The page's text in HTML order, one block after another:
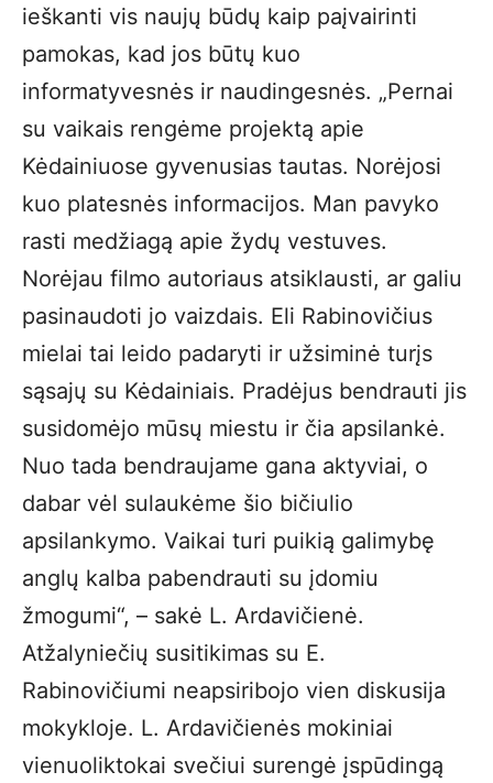
ieškanti vis naujų būdų kaip paįvairinti
pamokas, kad jos būtų kuo
informatyvesnės ir naudingesnės. „Pernai
su vaikais rengėme projektą apie
Kėdainiuose gyvenusias tautas. Norėjosi
kuo platesnės informacijos. Man pavyko
rasti medžiagą apie žydų vestuves.
Norėjau filmo autoriaus atsiklausti, ar galiu
pasinaudoti jo vaizdais. Eli Rabinovičius
mielai tai leido padaryti ir užsiminė turįs
sąsajų su Kėdainiais. Pradėjus bendrauti jis
susidomėjo mūsų miestu ir čia apsilankė.
Nuo tada bendraujame gana aktyviai, o
dabar vėl sulaukėme šio bičiulio
apsilankymo. Vaikai turi puikią galimybę
anglų kalba pabendrauti su įdomiu
žmogumi“, – sakė L. Ardavičienė.
Atžalyniečių susitikimas su E.
Rabinovičiumi neapsiribojo vien diskusija
mokyk­loje. L. Ardavičienės mokiniai
vienuoliktokai svečiui surengė įspūdingą